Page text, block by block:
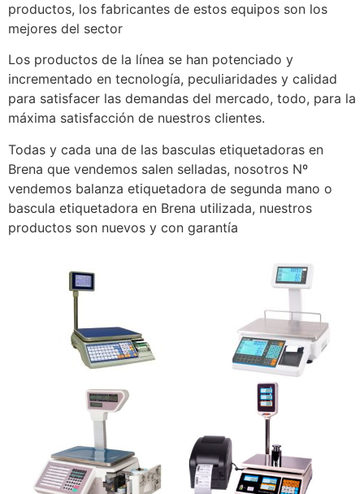
productos, los fabricantes de estos equipos son los
mejores del sector
Los productos de la línea se han potenciado y
incrementado en tecnología, peculiaridades y calidad
para satisfacer las demandas del mercado, todo, para la
máxima satisfacción de nuestros clientes.
Todas y cada una de las basculas etiquetadoras en
Brena que vendemos salen selladas, nosotros Nº
vendemos balanza etiquetadora de segunda mano o
bascula etiquetadora en Brena utilizada, nuestros
productos son nuevos y con garantía